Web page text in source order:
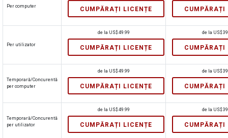
Per computer CUMPĂRAȚI LICENȚE CUMPĂRAȚI
Per utilizator
de la US$ 49.99
CUMPĂRAȚI LICENȚE
de la US$
CUMPĂRAȚI
Temporară/Concurentă
per computer
de la US$ 49.99
CUMPĂRAȚI LICENȚE
de la US$
CUMPĂRAȚI
Temporară/Concurentă
per utilizator
de la US$ 49.99
CUMPĂRAȚI LICENȚE
de la US$
CUMPĂRAȚI